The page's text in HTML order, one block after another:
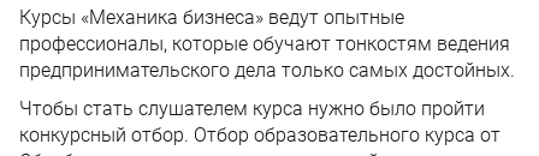
Курсы «Механика бизнеса» ведут опытные
профессионалы, которые обучают тонкостям ведения
предпринимательского дела только самых достойных.
Чтобы стать слушателем курса нужно было пройти
конкурсный отбор. Отбор образовательного курса от